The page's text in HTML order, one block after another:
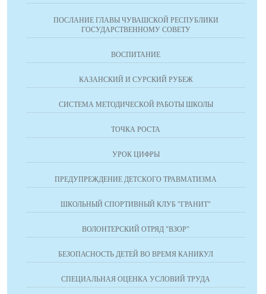
ПОСЛАНИЕ ГЛАВЫ ЧУВАШСКОЙ РЕСПУБЛИКИ
ГОСУДАРСТВЕННОМУ СОВЕТУ
ВОСПИТАНИЕ
КАЗАНСКИЙ И СУРСКИЙ РУБЕЖ
СИСТЕМА МЕТОДИЧЕСКОЙ РАБОТЫ ШКОЛЫ
ТОЧКА РОСТА
УРОК ЦИФРЫ
ПРЕДУПРЕЖДЕНИЕ ДЕТСКОГО ТРАВМАТИЗМА
ШКОЛЬНЫЙ СПОРТИВНЫЙ КЛУБ "ГРАНИТ"
ВОЛОНТЕРСКИЙ ОТРЯД "ВЗОР"
БЕЗОПАСНОСТЬ ДЕТЕЙ ВО ВРЕМЯ КАНИКУЛ
СПЕЦИАЛЬНАЯ ОЦЕНКА УСЛОВИЙ ТРУДА